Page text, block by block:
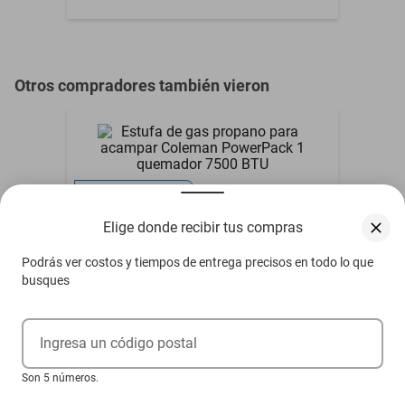
Elige donde recibir tus compras
Podrás ver costos y tiempos de entrega precisos en todo lo que
busques
Ingresa un código postal
Son 5 números.
Otros compradores también vieron
Compra internacional
Estufa de gas propano para acampar
Coleman PowerPack 1 quemador 7500
BTU